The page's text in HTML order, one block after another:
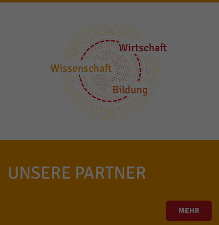
Wirtschaft
Wissenschaft
Bildung
UNSERE PARTNER
MEHR